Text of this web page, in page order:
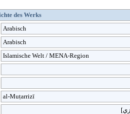
des Werks
Arabisch
Arabisch
Islamische Welt / MENA-Region
al-Muṭarrizī